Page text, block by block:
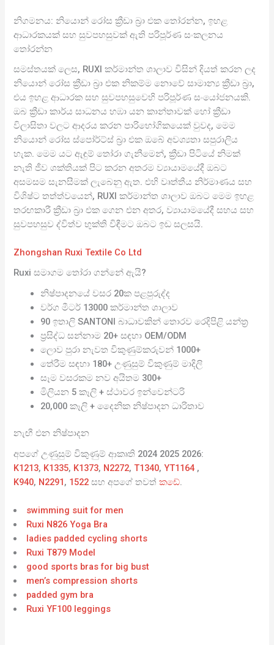
නිගමනය: නියොන් රෝස ක්‍රීඩා බ්‍රා එක තෝරන්න, ඉහළ
ආධාරකයක් සහ සුවපහසුවක් ඇති පරිපූර්ණ සංකලනය
තෝරන්න
සමස්තයක් ලෙස, RUXI කර්මාන්ත ශාලාව විසින් දියත් කරන ලද
නියොන් රෝස ක්‍රීඩා බ්‍රා එක නිකම්ම නොවේ සාමාන්‍ය ක්‍රීඩා බ්‍රා,
එය ඉහළ ආධාරක සහ සුවපහසුවෙහි පරිපූර්ණ සංයෝජනයකි.
ඔබ ක්‍රීඩා කාර්ය සාධනය හඹා යන කාන්තාවක් හෝ ක්‍රීඩා
විලාසිතා වලට ආදරය කරන පාරිභෝගිකයෙක් වුවද, මෙම
නියොන් රෝස ස්පෝර්ට්ස් බ්‍රා එක ඔබේ අවශ්‍යතා සපුරාලිය
හැක. මෙම යට ඇඳුම් තෝරා ගැනීමෙන්, ක්‍රීඩා පිටියේ නිමක්
නැති ජීව ශක්තියක් පිට කරන අතරම ව්‍යායාමයේදී ඔබට
අසමසම සැනසීමක් ලැබෙනු ඇත. එහි වෘත්තීය නිර්මාණය සහ
විශිෂ්ට තත්ත්වයෙන්, RUXI කර්මාන්ත ශාලාව ඔබට මෙම ඉහළ
තරඟකාරී ක්‍රීඩා බ්‍රා එක ගෙන එන අතර, ව්‍යායාමයේදී සහය සහ
සුවපහසුව ද්විත්ව භුක්ති විඳීමට ඔබට ඉඩ සලසයි.
Zhongshan Ruxi Textile Co Ltd
Ruxi සමාගම තෝරා ගන්නේ ඇයි?
නිෂ්පාදනයේ වසර 20ක පළපුරුද්ද
වර්ග මීටර් 13000 කර්මාන්ත ශාලාව
90 ඉතාලි SANTONI බාධාවකින් තොරව රෙදිපිළි යන්ත්‍ර
ප්‍රසිද්ධ සන්නාම 20+ සඳහා OEM/ODM
ලොව පුරා නැවත විකුණුම්කරුවන් 1000+
තේරීම සඳහා 180+ උණුසුම් විකුණුම් මාදිලි
සෑම වසරකම නව අයිතම 300+
මිලියන 5 කෑලි + ස්ථාවර ඉන්වෙන්ටරි
20,000 කෑලි + දෛනික නිෂ්පාදන ධාරිතාව
නැඟී එන නිෂ්පාදන
අපගේ උණුසුම් විකුණුම් ආකෘති 2024 2025 2026:
K1213, K1335, K1373, N2272,T1340,YT1164 ,
K940, N2291, 1522සහ අපගේ තවත්කඩේ.
swimming suit for men
Ruxi N826 Yoga Bra
ladies padded cycling shorts
Ruxi T879 Model
good sports bras for big bust
men’s compression shorts
padded gym bra
Ruxi YF100 leggings